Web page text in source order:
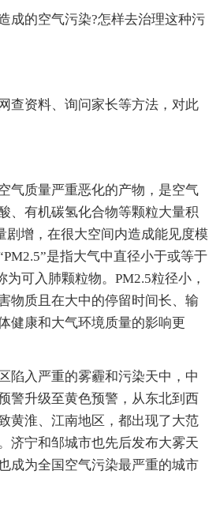
成的空气污染?怎样去治理这种污
查资料、询问家长等方法，对此
气质量严重恶化的产物，是空气
、有机碳氢化合物等颗粒大量积
剧增，在很大空间内造成能见度模
是指大气中直径小于或等于
为可入肺颗粒物。PM2.5粒径小，
物质且在大中的停留时间长、输
健康和大气环境质量的影响更
陷入严重的雾霾和污染天中，中
警升级至黄色预警，从东北到西
黄淮、江南地区，都出现了大范
济宁和邹城市也先后发布大雾天
成为全国空气污染最严重的城市